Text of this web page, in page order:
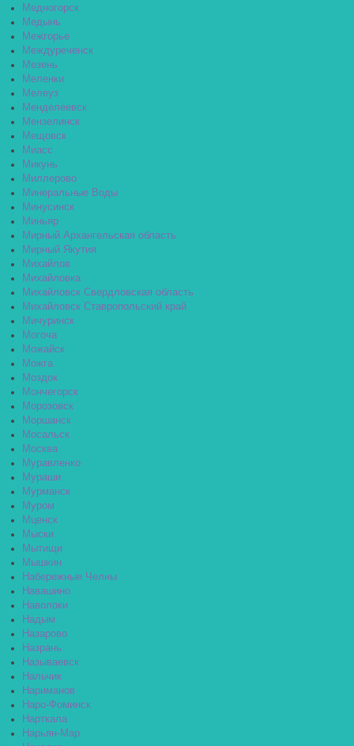
Медногорск
Медынь
Межгорье
Междуреченск
Мезень
Меленки
Мелеуз
Менделеевск
Мензелинск
Мещовск
Миасс
Микунь
Миллерово
Минеральные Воды
Минусинск
Миньяр
Мирный Архангельская область
Мирный Якутия
Михайлов
Михайловка
Михайловск Свердловская область
Михайловск Ставропольский край
Мичуринск
Могоча
Можайск
Можга
Моздок
Мончегорск
Морозовск
Моршанск
Мосальск
Москва
Муравленко
Мураши
Мурманск
Муром
Мценск
Мыски
Мытищи
Мышкин
Набережные Челны
Навашино
Наволоки
Надым
Назарово
Назрань
Называевск
Нальчик
Нариманов
Наро-Фоминск
Нарткала
Нарьян-Мар